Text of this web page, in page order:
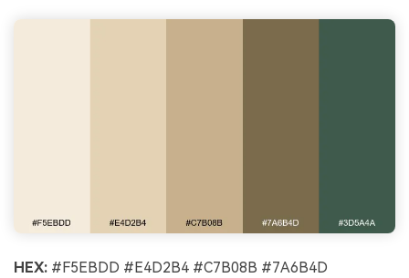
HEX: #F5EBDD #E4D2B4 #C7B08B #7A6B4D